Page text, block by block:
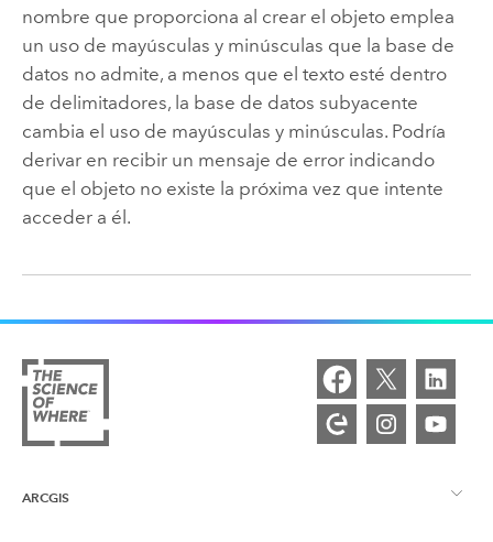
nombre que proporciona al crear el objeto emplea
un uso de mayúsculas y minúsculas que la base de
datos no admite, a menos que el texto esté dentro
de delimitadores, la base de datos subyacente
cambia el uso de mayúsculas y minúsculas. Podría
derivar en recibir un mensaje de error indicando
que el objeto no existe la próxima vez que intente
acceder a él.
ARCGIS